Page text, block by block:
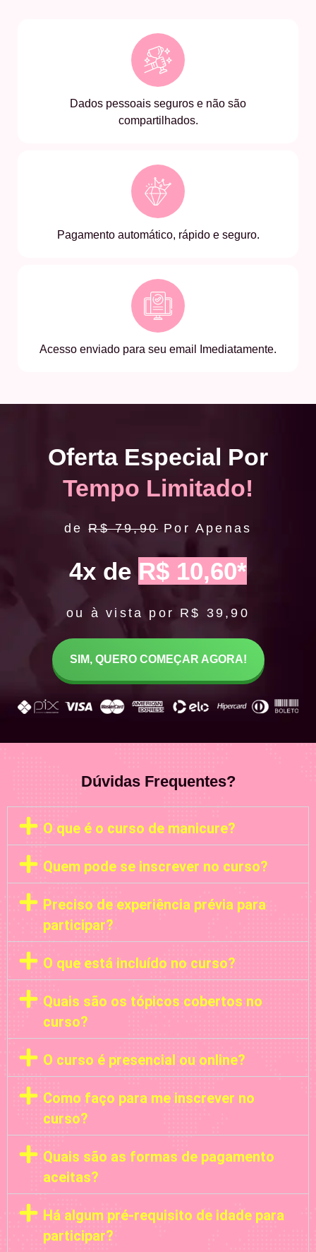
Dados pessoais seguros e não são
compartilhados.
Pagamento automático, rápido e seguro.
Acesso enviado para seu email Imediatamente.
Oferta Especial Por
Tempo Limitado!
deR$ 79,90 Por Apenas
4x de R$ 10,60*
ou à vista por R$ 39,90
SIM, QUERO COMEÇAR AGORA!
Dúvidas Frequentes?
O que é o curso de manicure?
Quem pode se inscrever no curso?
Preciso de experiência prévia para
participar?
O que está incluído no curso?
Quais são os tópicos cobertos no
curso?
O curso é presencial ou online?
Como faço para me inscrever no
curso?
Quais são as formas de pagamento
aceitas?
Há algum pré-requisito de idade para
participar?